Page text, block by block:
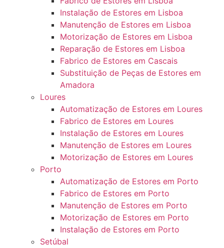
Instalação de Estores em Lisboa
Manutenção de Estores em Lisboa
Motorização de Estores em Lisboa
Reparação de Estores em Lisboa
Fabrico de Estores em Cascais
Substituição de Peças de Estores em
Amadora
Loures
Automatização de Estores em Loures
Fabrico de Estores em Loures
Instalação de Estores em Loures
Manutenção de Estores em Loures
Motorização de Estores em Loures
Porto
Automatização de Estores em Porto
Fabrico de Estores em Porto
Manutenção de Estores em Porto
Motorização de Estores em Porto
Instalação de Estores em Porto
Setúbal